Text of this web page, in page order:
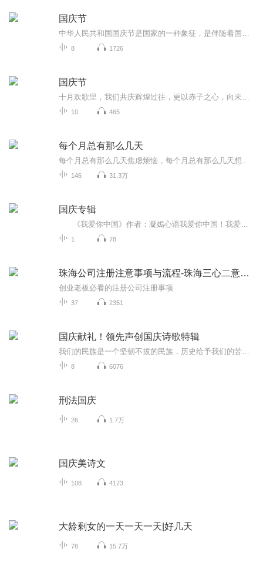
国庆节
8 1726
国庆节
10 465
每个月总有那么几天
146 31.3万
国庆专辑
1 78
珠海公司注册注意事项与流程-珠海三心二意财税
创业老板必看的注册公司注册事项
37 2351
国庆献礼！领先声创国庆诗歌特辑
8 6076
刑法国庆
26 1.7万
国庆美诗文
108 4173
大龄剩女的一天一天一天|好几天
78 15.7万